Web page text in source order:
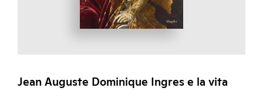
Jean Auguste Dominique Ingres e la vita